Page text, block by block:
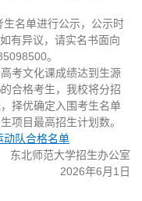
名单进行公示，公示时
有异议，请实名书面向
。
考文化课成绩达到生源
合格考生，我校将分招
择优确定入围考生名单
项目最高招生计划数。
动队合格名单
东北师范大学招生办公室
2026年6月1日